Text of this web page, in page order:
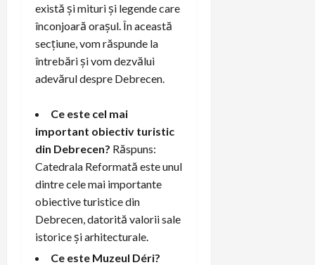
există și mituri și legende care
înconjoară orașul. În această
secțiune, vom răspunde la
întrebări și vom dezvălui
adevărul despre Debrecen.
Ce este cel mai
important obiectiv turistic
din Debrecen? Răspuns:
Catedrala Reformată este unul
dintre cele mai importante
obiective turistice din
Debrecen, datorită valorii sale
istorice și arhitecturale.
Ce este Muzeul Déri?